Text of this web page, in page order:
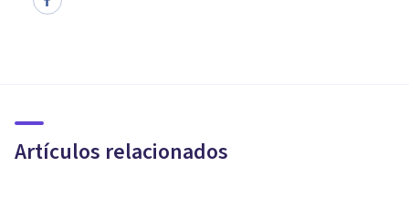
Artículos relacionados
funcionamiento